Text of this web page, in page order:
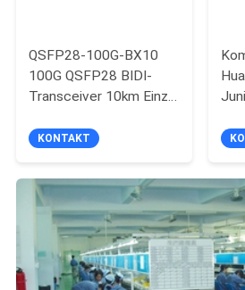
QSFP28-100G-BX10
100G QSFP28 BIDI-
Transceiver 10km Einzel
KONTAKT